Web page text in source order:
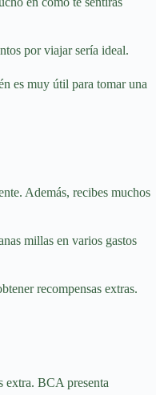
por viajar sería ideal.
es muy útil para tomar una
Además, recibes muchos
millas en varios gastos
recompensas extras.
extra. BCA presenta